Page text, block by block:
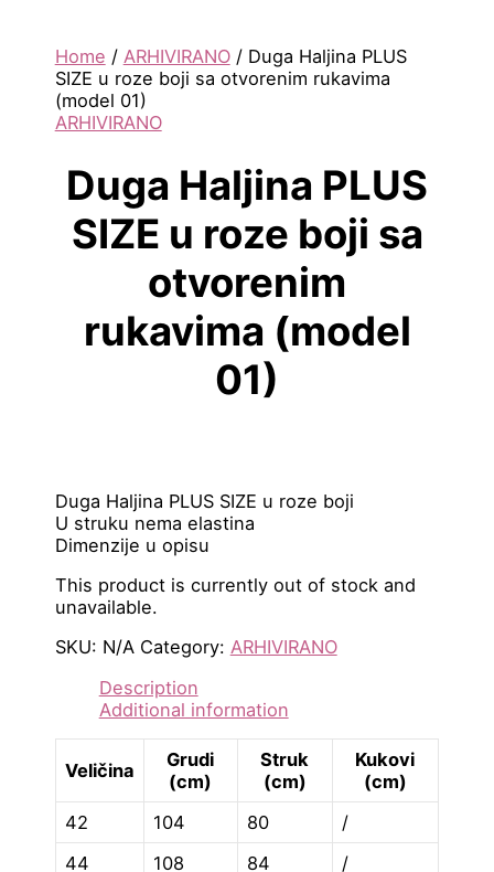
Home / ARHIVIRANO/ Duga Haljina PLUS
SIZE u roze boji sa otvorenim rukavima
(model 01)
ARHIVIRANO
Duga Haljina PLUS
SIZE u roze boji sa
otvorenim
rukavima (model
01)
Duga Haljina PLUS SIZE u roze boji
U struku nema elastina
Dimenzije u opisu
This product is currently out of stock and
unavailable.
SKU: N/A Category: ARHIVIRANO
Description
Additional information
Veličina
Grudi
(cm)
Struk
(cm)
Kukovi
(cm)
42
104 80
/
44
108 84
/